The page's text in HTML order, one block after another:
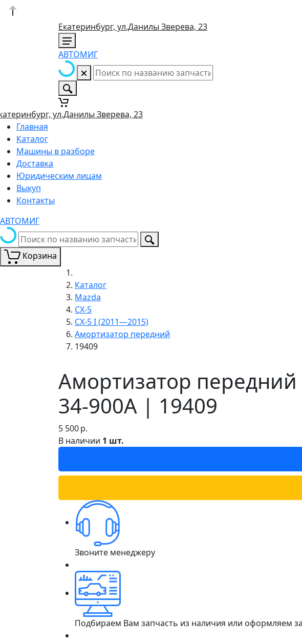
Екатеринбург, ул.Данилы Зверева, 23
АВТОМИГ
ул.Данилы Зверева, 23
Главная
Каталог
Машины в разборе
Доставка
Юридическим лицам
Выкуп
Контакты
АВТОМИГ
Корзина
Каталог
Mazda
CX-5
CX-5 I (2011—2015)
Амортизатор передний
19409
Амортизатор передний
34-900A | 19409
5 500р.
В наличии 1 шт.
Звоните менеджеру
Подбираем Вам запчасть из наличия или оформляем